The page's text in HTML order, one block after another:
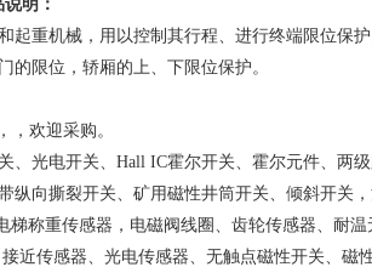
明：
起重机械，用以控制其行程、进行终端限位保
的限位，轿厢的上、下限位保护。
，欢迎采购。
、光电开关、Hall IC霍尔开关、霍尔元件、两
纵向撕裂开关、矿用磁性井筒开关、倾斜开关
梯称重传感器，电磁阀线圈、齿轮传感器、耐
近传感器、光电传感器、无触点磁性开关、磁